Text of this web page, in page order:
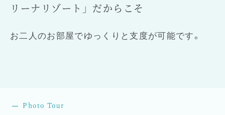
リーナリゾート」だからこそ
お二人のお部屋でゆっくりと支度が可能です。
Photo Tour